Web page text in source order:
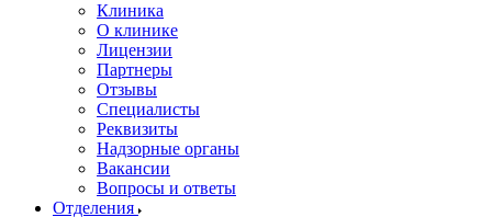
Клиника
О клинике
Лицензии
Партнеры
Отзывы
Специалисты
Реквизиты
Надзорные органы
Вакансии
Вопросы и ответы
Отделения